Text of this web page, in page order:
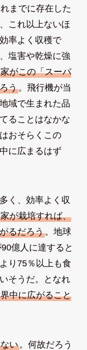
までに存在した
これ以上ないほ
率よく収穫で
塩害や乾燥に強
がこの「スーパ
う。飛行機が当
域で生まれた品
ることはなかな
おそらくこの
に広まるはず
く、効率よく収
が栽培すれば、
るだろう。地球
億人に達すると
り75％以上も食
そうだ。となれ
中に広がること
い。何故だろう